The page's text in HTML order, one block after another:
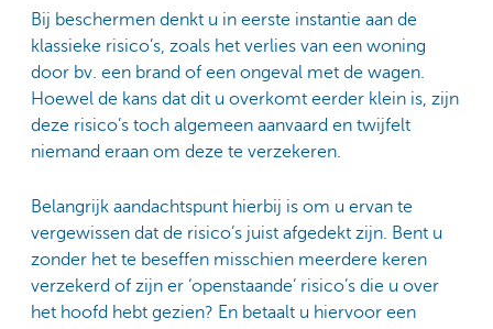
Bij beschermen denkt u in eerste instantie aan de
klassieke risico’s, zoals het verlies van een woning
door bv. een brand of een ongeval met de wagen.
Hoewel de kans dat dit u overkomt eerder klein is, zijn
deze risico’s toch algemeen aanvaard en twijfelt
niemand eraan om deze te verzekeren.
Belangrijk aandachtspunt hierbij is om u ervan te
vergewissen dat de risico’s juist afgedekt zijn. Bent u
zonder het te beseffen misschien meerdere keren
verzekerd of zijn er ‘openstaande’ risico’s die u over
het hoofd hebt gezien? En betaalt u hiervoor een